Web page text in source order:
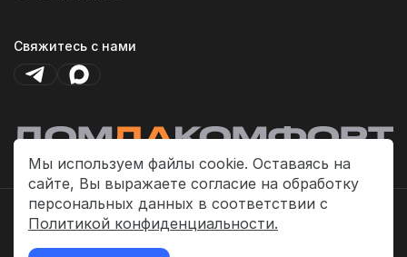
Мы используем файлы cookie. Оставаясь на
сайте, Вы выражаете согласие на обработку
персональных данных в соответствии с
Политикой конфиденциальности.
Свяжитесь с нами
Политика платежей